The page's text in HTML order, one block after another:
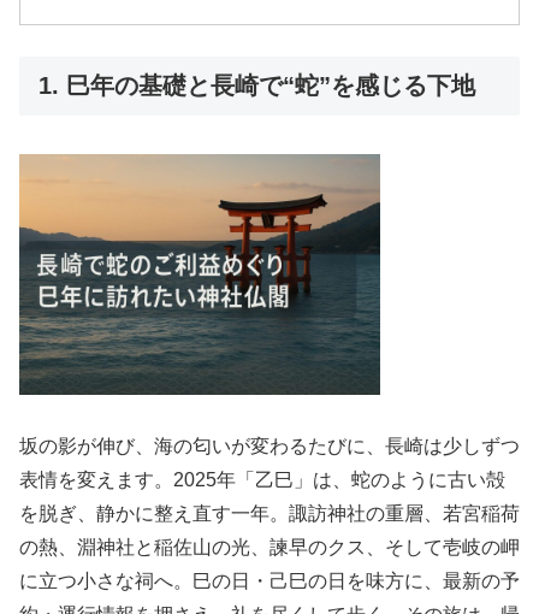
1. 巳年の基礎と長崎で“蛇”を感じる下地
坂の影が伸び、海の匂いが変わるたびに、長崎は少しずつ
表情を変えます。2025年「乙巳」は、蛇のように古い殻
を脱ぎ、静かに整え直す一年。諏訪神社の重層、若宮稲荷
の熱、淵神社と稲佐山の光、諫早のクス、そして壱岐の岬
に立つ小さな祠へ。巳の日・己巳の日を味方に、最新の予